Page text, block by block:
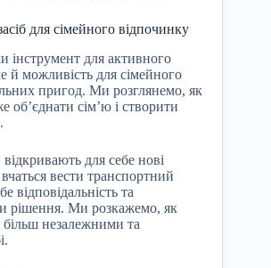
для сімейного відпочинку
інструмент для активного
й можливість для сімейного
пригод. Ми розглянемо, як
об’єднати сім’ю і створити
відкривають для себе нові
вести транспортний
відповідальність та
рішення. Ми розкажемо, як
більш незалежними та